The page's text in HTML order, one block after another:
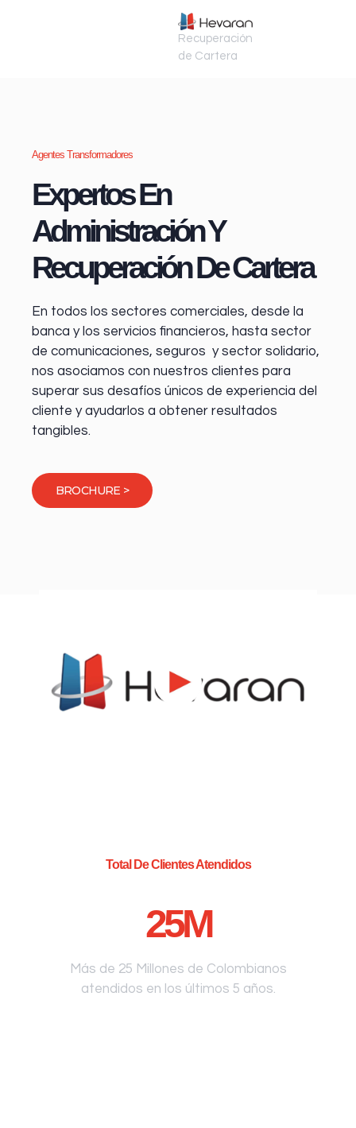
Recuperación
de Cartera
Agentes Transformadores
Expertos En
Administración Y
Recuperación De Cartera
En todos los sectores comerciales, desde la
banca y los servicios financieros, hasta sector
de comunicaciones, seguros y sector solidario,
nos asociamos con nuestros clientes para
superar sus desafíos únicos de experiencia del
cliente y ayudarlos a obtener resultados
tangibles.
BROCHURE >
Total De Clientes Atendidos
25M
Más de 25 Millones de Colombianos
atendidos en los últimos 5 años.